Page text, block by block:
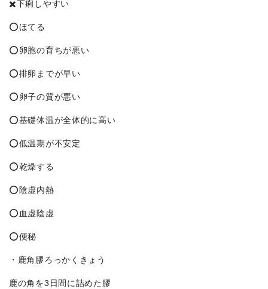
✖️下痢しやすい
⭕️ほてる
⭕️卵胞の育ちが悪い
⭕️排卵までが早い
⭕️卵子の質が悪い
⭕️基礎体温が全体的に高い
⭕️低温期が不安定
⭕️乾燥する
⭕️陰虚内熱
⭕️血虚陰虚
⭕️便秘
・鹿角膠ろっかくきょう
鹿の角を3日間に詰めた膠